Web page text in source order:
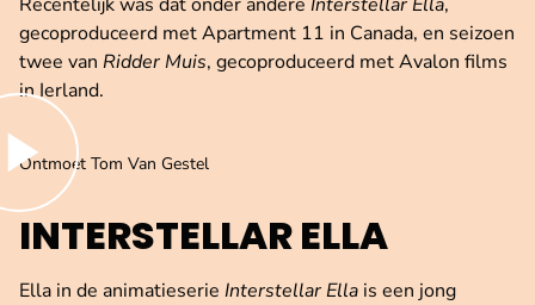
gecoproduceerd met Apartment 11 in Canada, en seizoen
twee van Ridder Muis, gecoproduceerd met Avalon films
in Ierland.
de video af
Ontmoet Tom Van Gestel
INTERSTELLAR ELLA
Ella in de animatieserie Interstellar Ella is een jong